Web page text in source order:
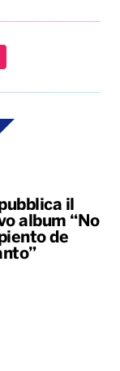
il
album “No
de